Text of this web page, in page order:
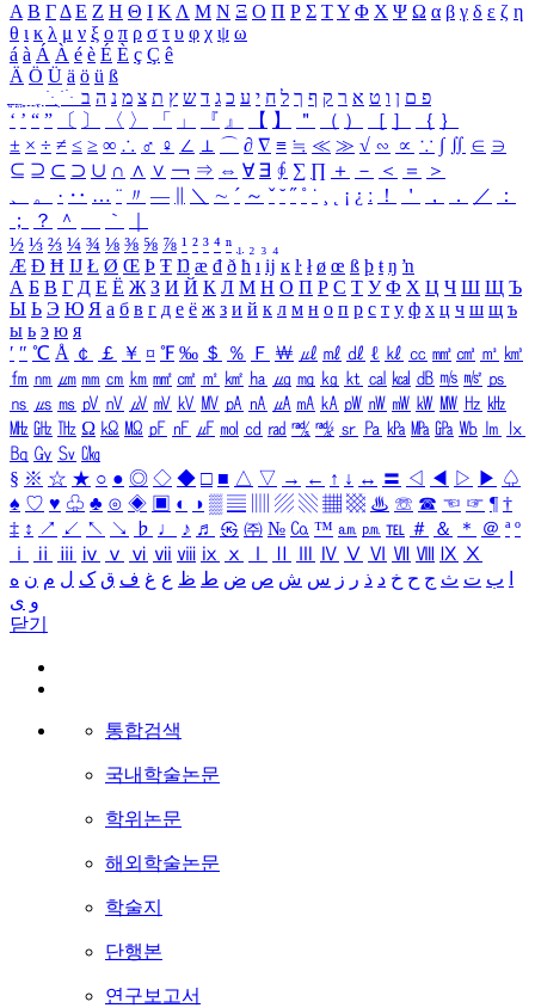
Α Β ΓΔ Ε Ζ Η Θ Ι ΚΛ Μ Ν Ξ Ο Π Ρ Σ ΤΥ Φ Χ Ψ Ω α β γ δ ε ζ η
θ ι κ λ μ ν ξ ο π ρ σ τ υ φ χ ψ ω
á à Á À é è É È ç Ç ê
Ä Ö Ü ä ö ü ß
ִֶֹ ֻּ ׁׂ פ ם ן ו ט א ר ק ף ך ל ח י ע כ ג ד ש ץ ת צ מ נ ה ב
‘ ’ “ ” 〔 〕 〈 〉 「 」 『 』 【 】 ＂ （ ） ［ ］ ｛ ｝
± × ÷ ≠ ≤ ≥ ∞ ∴ ♂ ♀ ∠ ⊥ ⌒ ∂ ∇ ≡ ≒ ≪ ≫ √ ∽ ∝ ∵ ∫ ∬ ∈ ∋
⊆ ⊇ ⊂ ⊃ ∪ ∩ ∧ ∨ ￢ ⇒ ⇔ ∀ ∃ ∮ ∑ ∏ ＋ － ＜ ＝
＞
、
。 · ‥ … ¨ 〃 ― ＼ ∼ ´ ～ ˇ ˘ ˝ ˚ ˙ ¸ ¡ ¿ ː ！ ＇ ， ． ／
：
；
？ ＾ ｀
½ ⅓ ⅔ ¼ ¾ ⅛ ⅜ ⅝ ⅞ ¹ ² ³ ⁴ ⁿ ₁ ₂ ₃ ₄
Æ Ð Ħ Ĳ Ł Ø Œ Þ Ŧ Ŋ æ đ ð ħ ı ĳ ĸ ŀ ł ø œ ß þ ŧ ŋ ŉ
А Б В Г Д Е Ё Ж З И Й К Л М Н О П Р С Т У Ф Х Ц Ч Ш Щ Ъ
Ы Ь Э Ю Я а б в г д е ё ж з и й к л м н о п р с т у ф х ц ч ш щ ъ
ы ь э ю я
′ ″ ℃ Å ￠ ￡ ￥ ¤ ℉ ‰ ＄ ％ Ｆ ￦ ㎕ ㎖ ㎗ ℓ ㎘ ㏄ ㎣ ㎤ ㎥ ㎦
㎙ ㎚ ㎛ ㎜ ㎝ ㎞ ㎟ ㎠ ㎡ ㎢ ㏊ ㎍ ㎎ ㎏ ㏏ ㎈ ㎉ ㏈ ㎧ ㎨ ㎰
㎱ ㎲ ㎳ ㎴ ㎵ ㎶ ㎷ ㎸ ㎹ ㎀ ㎁ ㎂ ㎃ ㎄ ㎺ ㎻ ㎽ ㎾ ㎿ ㎐ ㎑
㎒ ㎓ ㎔ Ω ㏀ ㏁ ㎊ ㎋ ㎌ ㏖ ㏅ ㎭ ㎮ ㎯ ㏛ ㎩ ㎪ ㎫ ㎬ ㏝ ㏐
㏓
㏃ ㏉ ㏜ ㏆
§ ※ ☆ ★ ○ ● ◎ ◇ ◆ □ ■ △ ▽ → ← ↑ ↓ ↔ 〓 ◁ ◀ ▷ ▶ ♤
♠ ♡ ♥ ♧ ♣ ⊙ ◈ ▣ ◐ ◑ ▒ ▤ ▨ ▧ ▦ ▩ ♨ ☏ ☎ ☜ ☞ ¶ †
‡ ↕ ↗ ↙ ↖ ↘ ♭ ♩ ♪ ♬ ㉿ ㈜ № ㏇ ™ ㏂ ㏘ ℡ ＃ ＆ ＊ ＠ ª º
ⅰ
ⅱ ⅲ ⅳ ⅴ ⅵ ⅶ ⅷ ⅸ ⅹ Ⅳ Ⅴ Ⅵ Ⅶ Ⅷ Ⅸ Ⅹ
ب ت ث ج ح خ د ذ ر ز س ش ص ض ط ظ ع غ ف ق ک ل م ن ه
و ی
닫기
통합검색
국내학술논문
학위논문
해외학술논문
학술지
단행본
연구보고서